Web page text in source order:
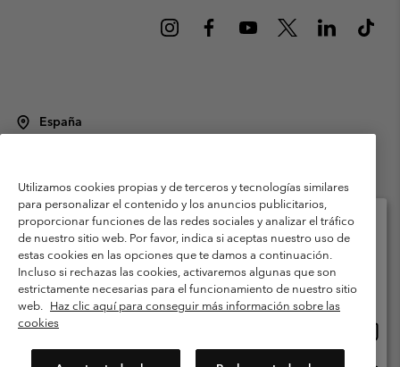
España
Condiciones de uso
Terminos de Venta
Garantía
Política de Privacidad
Términos y condiciones del programa de miembros
Términos De Uso Del Contenido Generado Por Los Usuarios
Impressum
Cookies Public CBCR
Utilizamos cookies propias y de terceros y tecnologías similares
para personalizar el contenido y los anuncios publicitarios,
proporcionar funciones de las redes sociales y analizar el tráfico
de nuestro sitio web. Por favor, indica si aceptas nuestro uso de
estas cookies en las opciones que te damos a continuación.
Incluso si rechazas las cookies, activaremos algunas que son
estrictamente necesarias para el funcionamiento de nuestro sitio
web. Haz clic aquí para conseguir más información sobre las
cookies
Selecciona tu país e idioma envío
Compras en línea disponibles